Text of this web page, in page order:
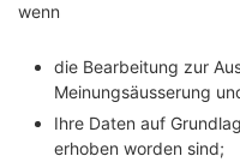
wenn
die Bearbeitung zur
Meinungsäusserung
Ihre Daten auf
erhoben worden sind;